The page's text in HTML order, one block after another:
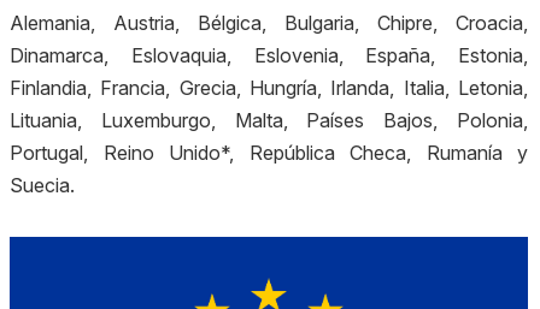
Alemania, Austria, Bélgica, Bulgaria, Chipre, Croacia,
Dinamarca, Eslovaquia, Eslovenia, España, Estonia,
Finlandia, Francia, Grecia, Hungría, Irlanda, Italia, Letonia,
Lituania, Luxemburgo, Malta, Países Bajos, Polonia,
Portugal, Reino Unido*, República Checa, Rumanía y
Suecia.